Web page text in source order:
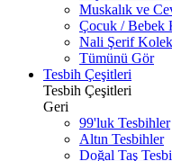
Muskalık ve
Çocuk / Bebek
Nali Şerif
Tümünü Gör
Tesbih Çeşitleri
Tesbih Çeşitleri
Geri
99'luk Tesbihler
Altın Tesbihler
Doğal Taş